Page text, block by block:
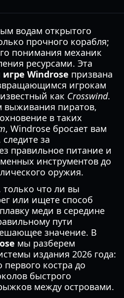
водам открытого
прочного корабля;
понимания механик
ресурсами. Эта
Windrose призвана
игрокам
как Crosswind.
выживания пиратов,
в таких
, Windrose бросает вам
за
правильное питание и
инструментов до
оружия.
только что ли вы
или ищете способ
меди в середине
пути
значение. В
мы разберем
издания 2026 года:
первого костра до
быстрого
между островами.